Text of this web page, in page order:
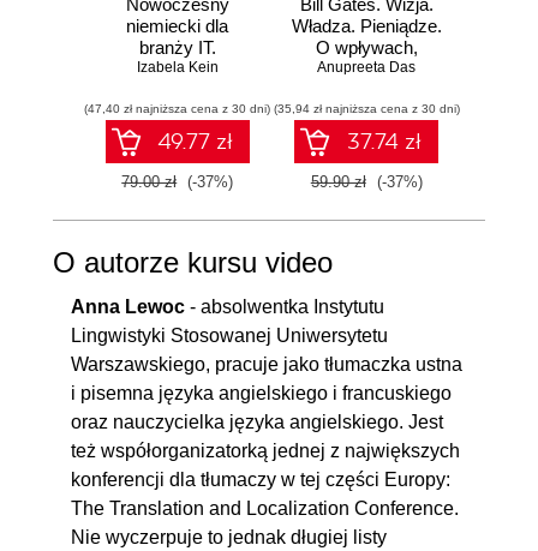
Nowoczesny
niemiecki dla
branży IT.
Praktyczne
ćwiczenia
Izabela Kein
(47,40 zł najniższa cena z 30 dni)
49.77 zł
79.00 zł (-37%)
Bill Gates. Wizja.
Władza. Pieniądze.
O wpływach,
biznesie i tym, co
Anupreeta Das
(35,94 zł najniższa cena z 30 dni)
37.74 zł
59.90 zł (-37%)
O autorze kursu video
Anna Lewoc - absolwentka Instytutu
Lingwistyki Stosowanej Uniwersytetu
Warszawskiego, pracuje jako tłumaczka ustna
i pisemna języka angielskiego i francuskiego
oraz nauczycielka języka angielskiego. Jest
też współorganizatorką jednej z największych
konferencji dla tłumaczy w tej części Europy:
The Translation and Localization Conference.
Nie wyczerpuje to jednak długiej listy